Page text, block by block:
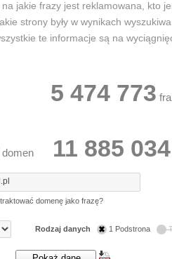
jakie frazy jest reklamowana, kto
strony były w wynikach
te informacje są na
5 474 773
domen 11 885 034
domenę jako frazę?
Rodzaj danych 1 Podstrona